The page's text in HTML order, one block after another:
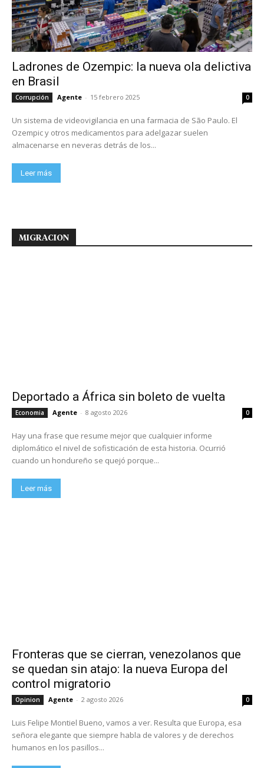
Ladrones de Ozempic: la nueva ola delictiva
en Brasil
Corrupción Agente - 15 febrero 2025 0
Un sistema de videovigilancia en una farmacia de São Paulo. El
Ozempic y otros medicamentos para adelgazar suelen
almacenarse en neveras detrás de los...
Leer más
MIGRACION
Deportado a África sin boleto de vuelta
Economia Agente - 8 agosto 2026 0
Hay una frase que resume mejor que cualquier informe
diplomático el nivel de sofisticación de esta historia. Ocurrió
cuando un hondureño se quejó porque...
Leer más
Fronteras que se cierran, venezolanos que
se quedan sin atajo: la nueva Europa del
control migratorio
Opinion Agente - 2 agosto 2026 0
Luis Felipe Montiel Bueno, vamos a ver. Resulta que Europa, esa
señora elegante que siempre habla de valores y de derechos
humanos en los pasillos...